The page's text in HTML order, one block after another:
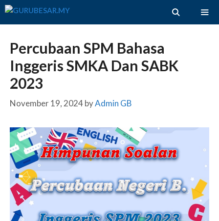
Skip
Percubaan SPM Bahasa
Inggeris SMKA Dan SABK
2023
November 19, 2024byAdmin GB